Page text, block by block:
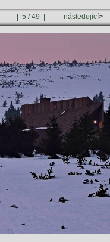
| 5 / 49 | následující>